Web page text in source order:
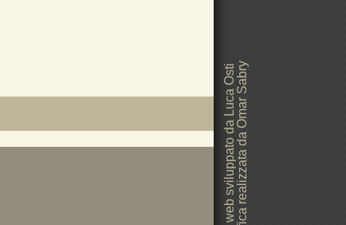
Sito web sviluppato da Luca OstiGrafica realizzata da Omar Sabry